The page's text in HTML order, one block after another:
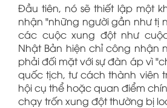
Đầu tiên, nó sẽ thiết lập một
nhận "những người gần như tị
các cuộc xung đột như
Nhật Bản hiện chỉ công nhận
phải đối mặt với sự đàn áp vì
quốc tịch, tư cách thành viên
hội cụ thể hoặc quan điểm
chạy trốn xung đột thường bị